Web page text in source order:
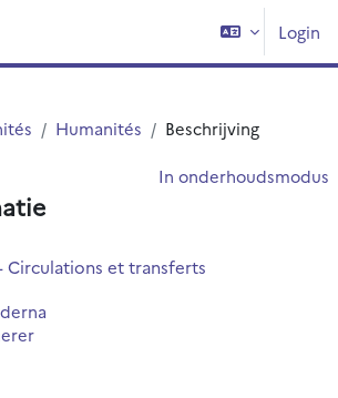
Login
Humanités Beschrijving
In onderhoudsmodus
- Circulations et transferts